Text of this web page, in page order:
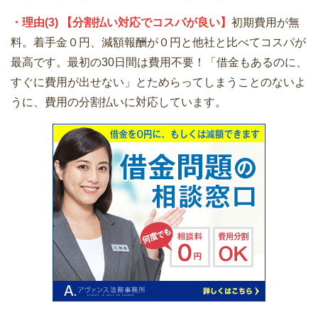
・理由(3) 【分割払い対応でコスパが良い】 初期費用が無
料。着手金０円、減額報酬が０円と他社と比べてコスパが
最高です。最初の30日間は費用不要！「借金もあるのに、
すぐに費用が出せない」とためらってしまうことのないよ
うに、費用の分割払いに対応しています。